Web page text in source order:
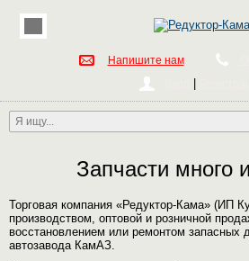
Напишите нам
Запчасти много
Торговая компания «Редуктор-Кама» (ИП
производством, оптовой и розничной
восстановлением или ремонтом запасных
автозавода КамАЗ.